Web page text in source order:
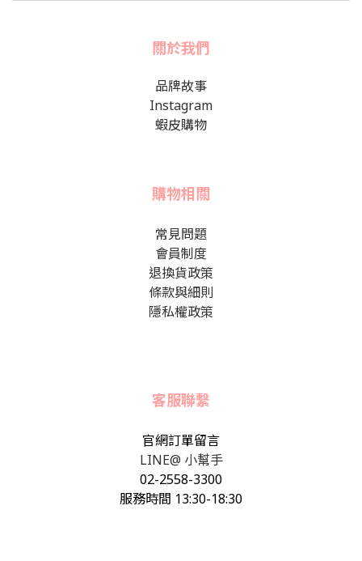
關於我們
品牌故事
Instagram
蝦皮購物
購物相關
常見問題
會員制度
退換貨政策
條款與細則
隱私權政策
客服聯繫
官網訂單留言
LINE@ 小幫手
02-2558-3300
服務時間 13:30-18:30